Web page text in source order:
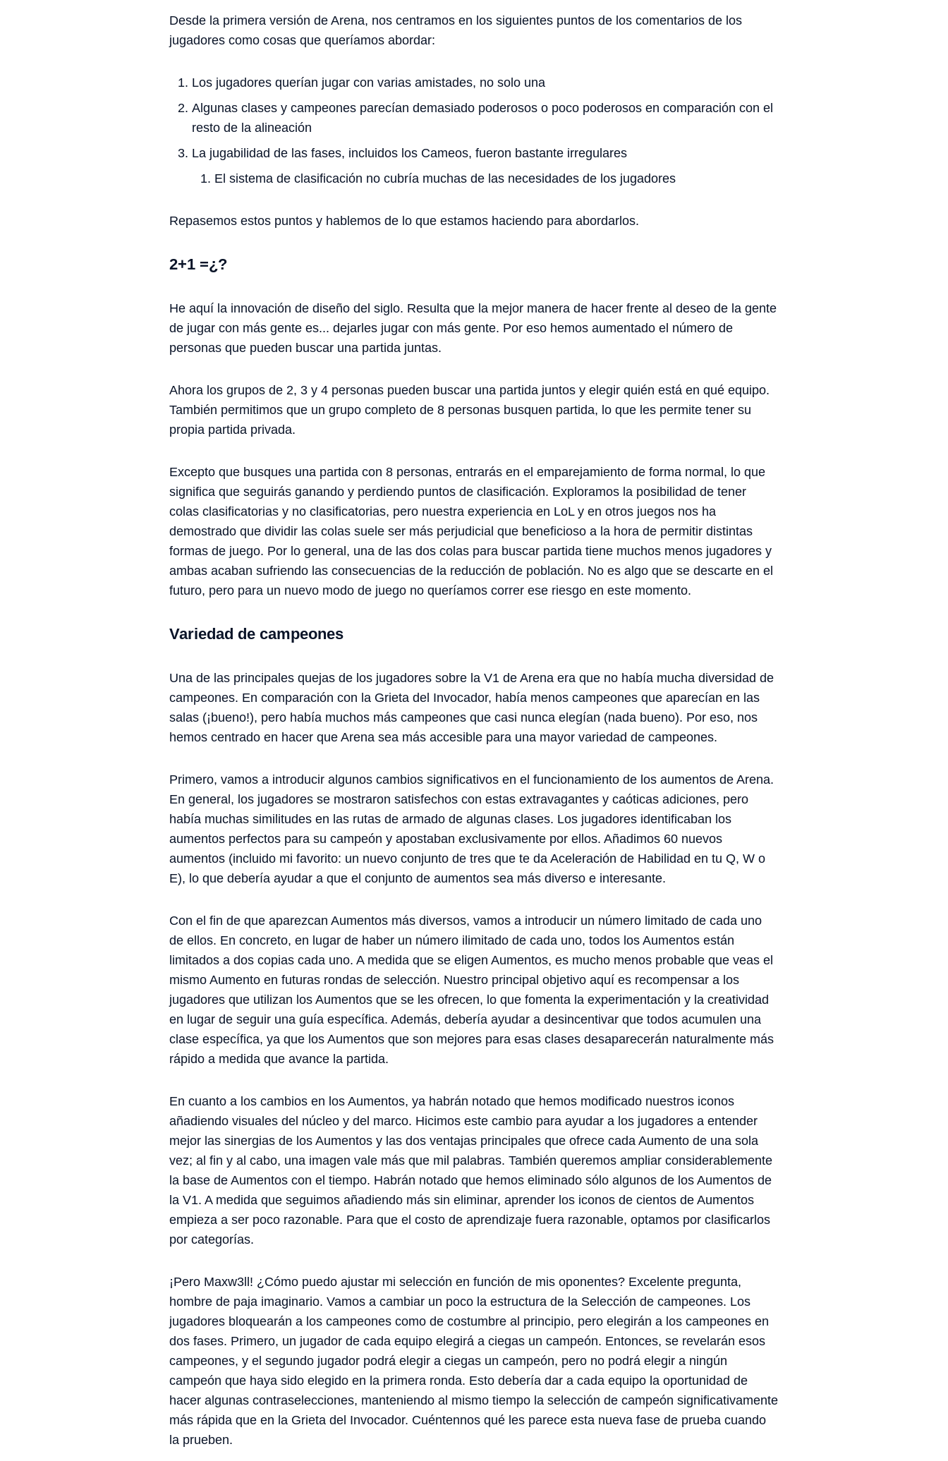
Desde la primera versión de Arena, nos centramos en los siguientes puntos de los comentarios de los
jugadores como cosas que queríamos abordar:
Los jugadores querían jugar con varias amistades, no solo una
Algunas clases y campeones parecían demasiado poderosos o poco poderosos en comparación con el
resto de la alineación
La jugabilidad de las fases, incluidos los Cameos, fueron bastante irregulares
El sistema de clasificación no cubría muchas de las necesidades de los jugadores
Repasemos estos puntos y hablemos de lo que estamos haciendo para abordarlos.
2+1 =¿?
He aquí la innovación de diseño del siglo. Resulta que la mejor manera de hacer frente al deseo de la gente
de jugar con más gente es... dejarles jugar con más gente. Por eso hemos aumentado el número de
personas que pueden buscar una partida juntas.
Ahora los grupos de 2, 3 y 4 personas pueden buscar una partida juntos y elegir quién está en qué equipo.
También permitimos que un grupo completo de 8 personas busquen partida, lo que les permite tener su
propia partida privada.
Excepto que busques una partida con 8 personas, entrarás en el emparejamiento de forma normal, lo que
significa que seguirás ganando y perdiendo puntos de clasificación. Exploramos la posibilidad de tener
colas clasificatorias y no clasificatorias, pero nuestra experiencia en LoL y en otros juegos nos ha
demostrado que dividir las colas suele ser más perjudicial que beneficioso a la hora de permitir distintas
formas de juego. Por lo general, una de las dos colas para buscar partida tiene muchos menos jugadores y
ambas acaban sufriendo las consecuencias de la reducción de población. No es algo que se descarte en el
futuro, pero para un nuevo modo de juego no queríamos correr ese riesgo en este momento.
Variedad de campeones
Una de las principales quejas de los jugadores sobre la V1 de Arena era que no había mucha diversidad de
campeones. En comparación con la Grieta del Invocador, había menos campeones que aparecían en las
salas (¡bueno!), pero había muchos más campeones que casi nunca elegían (nada bueno). Por eso, nos
hemos centrado en hacer que Arena sea más accesible para una mayor variedad de campeones.
Primero, vamos a introducir algunos cambios significativos en el funcionamiento de los aumentos de Arena.
En general, los jugadores se mostraron satisfechos con estas extravagantes y caóticas adiciones, pero
había muchas similitudes en las rutas de armado de algunas clases. Los jugadores identificaban los
aumentos perfectos para su campeón y apostaban exclusivamente por ellos. Añadimos 60 nuevos
aumentos (incluido mi favorito: un nuevo conjunto de tres que te da Aceleración de Habilidad en tu Q, W o
E), lo que debería ayudar a que el conjunto de aumentos sea más diverso e interesante.
Con el fin de que aparezcan Aumentos más diversos, vamos a introducir un número limitado de cada uno
de ellos. En concreto, en lugar de haber un número ilimitado de cada uno, todos los Aumentos están
limitados a dos copias cada uno. A medida que se eligen Aumentos, es mucho menos probable que veas el
mismo Aumento en futuras rondas de selección. Nuestro principal objetivo aquí es recompensar a los
jugadores que utilizan los Aumentos que se les ofrecen, lo que fomenta la experimentación y la creatividad
en lugar de seguir una guía específica. Además, debería ayudar a desincentivar que todos acumulen una
clase específica, ya que los Aumentos que son mejores para esas clases desaparecerán naturalmente más
rápido a medida que avance la partida.
En cuanto a los cambios en los Aumentos, ya habrán notado que hemos modificado nuestros iconos
añadiendo visuales del núcleo y del marco. Hicimos este cambio para ayudar a los jugadores a entender
mejor las sinergias de los Aumentos y las dos ventajas principales que ofrece cada Aumento de una sola
vez; al fin y al cabo, una imagen vale más que mil palabras. También queremos ampliar considerablemente
la base de Aumentos con el tiempo. Habrán notado que hemos eliminado sólo algunos de los Aumentos de
la V1. A medida que seguimos añadiendo más sin eliminar, aprender los iconos de cientos de Aumentos
empieza a ser poco razonable. Para que el costo de aprendizaje fuera razonable, optamos por clasificarlos
por categorías.
¡Pero Maxw3ll! ¿Cómo puedo ajustar mi selección en función de mis oponentes? Excelente pregunta,
hombre de paja imaginario. Vamos a cambiar un poco la estructura de la Selección de campeones. Los
jugadores bloquearán a los campeones como de costumbre al principio, pero elegirán a los campeones en
dos fases. Primero, un jugador de cada equipo elegirá a ciegas un campeón. Entonces, se revelarán esos
campeones, y el segundo jugador podrá elegir a ciegas un campeón, pero no podrá elegir a ningún
campeón que haya sido elegido en la primera ronda. Esto debería dar a cada equipo la oportunidad de
hacer algunas contraselecciones, manteniendo al mismo tiempo la selección de campeón significativamente
más rápida que en la Grieta del Invocador. Cuéntennos qué les parece esta nueva fase de prueba cuando
la prueben.